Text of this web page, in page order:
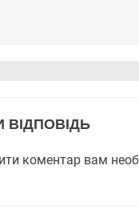
коментар вам